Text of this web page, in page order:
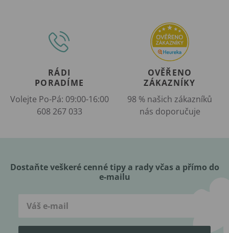
RÁDI
PORADÍME
Volejte Po-Pá: 09:00-16:00
608 267 033
OVĚŘENO
ZÁKAZNÍKY
98 % našich zákazníků
nás doporučuje
Dostaňte veškeré cenné tipy a rady včas a přímo do
e-mailu